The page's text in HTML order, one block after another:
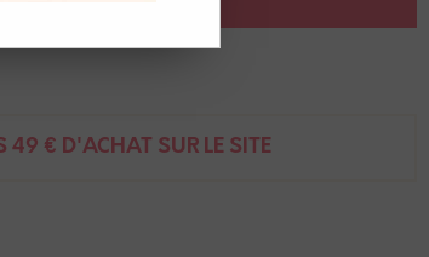
49 € D'ACHAT SUR LE SITE